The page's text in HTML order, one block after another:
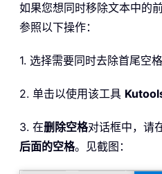
如果您想同时移除文本中的
参照以下操作：
1. 选择需要同时去除首尾空格
2. 单击以使用该工具
3. 在删除空格对话框中，请
后面的空格。见截图：